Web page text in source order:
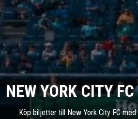
NEW YORK CITY
Köp biljetter till New York City FC